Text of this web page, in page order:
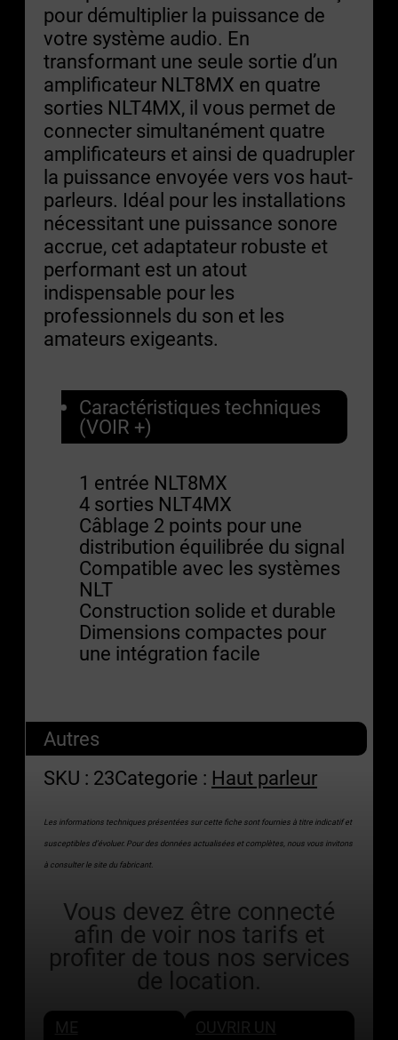
pour démultiplier la puissance de
votre système audio. En
transformant une seule sortie d’un
amplificateur NLT8MX en quatre
sorties NLT4MX, il vous permet de
connecter simultanément quatre
amplificateurs et ainsi de quadrupler
la puissance envoyée vers vos haut-
parleurs. Idéal pour les installations
nécessitant une puissance sonore
accrue, cet adaptateur robuste et
performant est un atout
indispensable pour les
professionnels du son et les
amateurs exigeants.
Caractéristiques techniques
(VOIR +)
1 entrée NLT8MX
4 sorties NLT4MX
Câblage 2 points pour une
distribution équilibrée du signal
Compatible avec les systèmes
NLT
Construction solide et durable
Dimensions compactes pour
une intégration facile
Autres
SKU : 23Categorie : Haut parleur
Les informations techniques présentées sur cette fiche sont fournies à titre indicatif et
susceptibles d’évoluer. Pour des données actualisées et complètes, nous vous invitons
à consulter le site du fabricant.
Vous devez être connecté
afin de voir nos tarifs et
profiter de tous nos services
de location.
ME
OUVRIR UN